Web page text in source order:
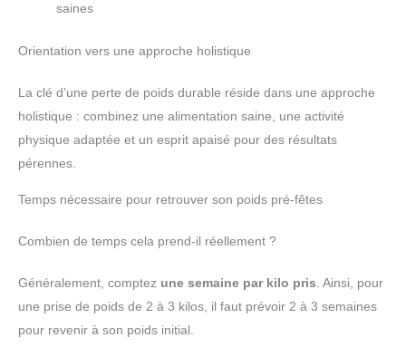
saines
Orientation vers une approche holistique
La clé d’une perte de poids durable réside dans une approche
holistique : combinez une alimentation saine, une activité
physique adaptée et un esprit apaisé pour des résultats
pérennes.
Temps nécessaire pour retrouver son poids pré-fêtes
Combien de temps cela prend-il réellement ?
Généralement, comptez une semaine par kilo pris. Ainsi, pour
une prise de poids de 2 à 3 kilos, il faut prévoir 2 à 3 semaines
pour revenir à son poids initial.